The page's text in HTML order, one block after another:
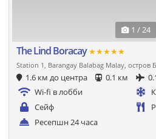
1 / 24
The Lind Boracay★★★★★
Station 1, Barangay Balabag Malay, остров
1.6 км до центра 0.1 км
Wi-fi в лобби
Сейф
Ресепшн 24 часа